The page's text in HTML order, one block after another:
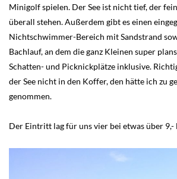
Minigolf spielen. Der See ist nicht tief, der
überall stehen. Außerdem gibt es einen
Nichtschwimmer-Bereich mit Sandstrand
Bachlauf, an dem die ganz Kleinen super
Schatten- und Picknickplätze inklusive.
der See nicht in den Koffer, den hätte ich zu
genommen.
Der Eintritt lag für uns vier bei etwas über 9,-